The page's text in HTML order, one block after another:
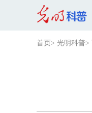
首页 > 光明科普>